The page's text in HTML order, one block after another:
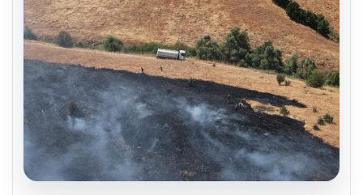
04.08.2026
DAP Yapı’dan bir ilk! Emlak Konut
güvencesi Dap vizyonuyla kendi
Piyasa Verileri